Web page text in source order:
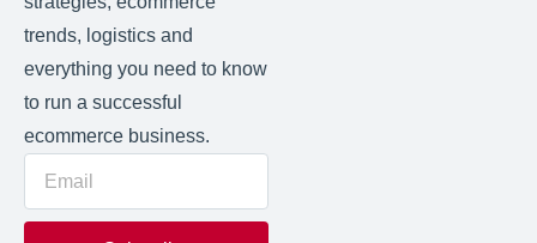
trends, logistics and
everything you need to know
to run a successful
ecommerce business.